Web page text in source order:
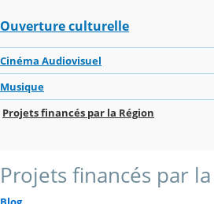
Ouverture culturelle
Cinéma Audiovisuel
Musique
Projets financés par la Région
Projets financés par